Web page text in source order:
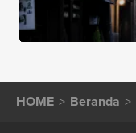
HOME Beranda